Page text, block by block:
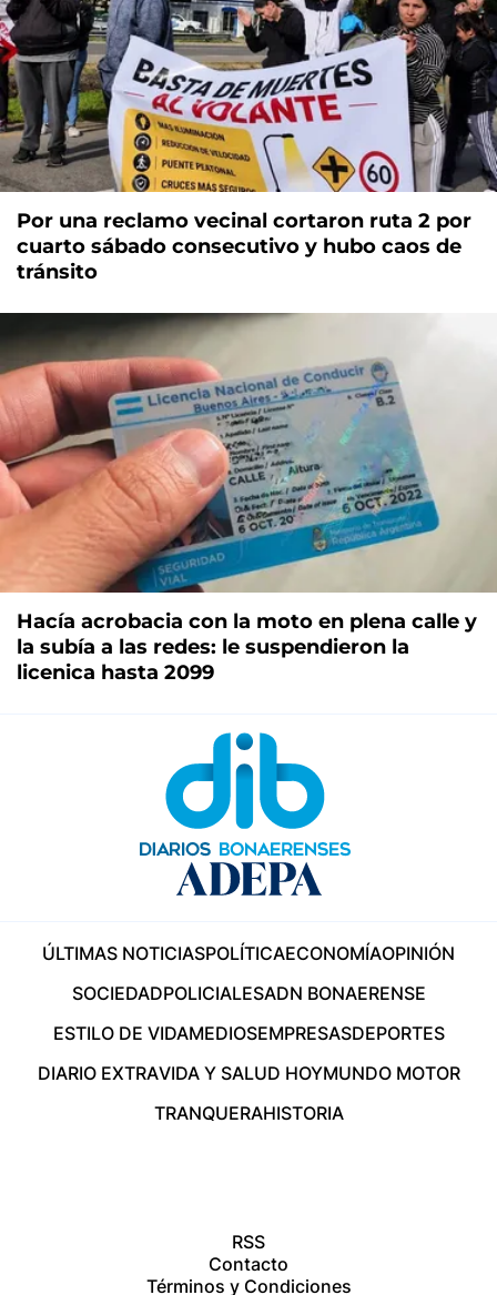
Por una reclamo vecinal cortaron ruta 2 por
cuarto sábado consecutivo y hubo caos de
tránsito
Hacía acrobacia con la moto en plena calle y
la subía a las redes: le suspendieron la
licenica hasta 2099
ÚLTIMAS NOTICIASPOLÍTICAECONOMÍAOPINIÓN
SOCIEDADPOLICIALESADN BONAERENSE
ESTILO DE VIDAMEDIOSEMPRESASDEPORTES
DIARIO EXTRAVIDA Y SALUD HOYMUNDO MOTOR
TRANQUERAHISTORIA
RSS
Contacto
Términos y Condiciones